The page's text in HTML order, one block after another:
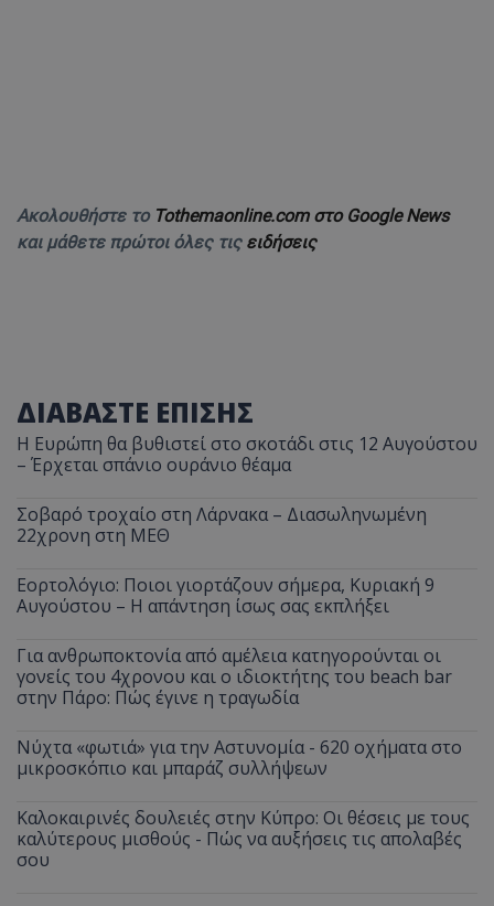
Ακολουθήστε το Tothemaonline.com στο Google News
και μάθετε πρώτοι όλες τις ειδήσεις
ΔΙΑΒΑΣΤΕ ΕΠΙΣΗΣ
Η Ευρώπη θα βυθιστεί στο σκοτάδι στις 12 Αυγούστου
– Έρχεται σπάνιο ουράνιο θέαμα
Σοβαρό τροχαίο στη Λάρνακα – Διασωληνωμένη
22χρονη στη ΜΕΘ
Εορτολόγιο: Ποιοι γιορτάζουν σήμερα, Κυριακή 9
Αυγούστου – Η απάντηση ίσως σας εκπλήξει
Για ανθρωποκτονία από αμέλεια κατηγορούνται οι
γονείς του 4χρονου και ο ιδιοκτήτης του beach bar
στην Πάρο: Πώς έγινε η τραγωδία
Νύχτα «φωτιά» για την Αστυνομία - 620 οχήματα στο
μικροσκόπιο και μπαράζ συλλήψεων
Καλοκαιρινές δουλειές στην Κύπρο: Οι θέσεις με τους
καλύτερους μισθούς - Πώς να αυξήσεις τις απολαβές
σου